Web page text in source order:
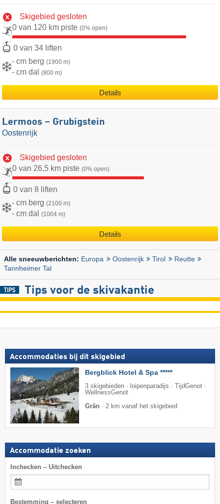
Skigebied gesloten
0 van 120 km piste (0% open)
0 van 34 liften
- cm berg (1900 m)
- cm dal (800 m)
Details
Lermoos – Grubigstein
Oostenrijk
Skigebied gesloten
0 van 26,5 km piste (0% open)
0 van 8 liften
- cm berg (2100 m)
- cm dal (1004 m)
Details
Alle sneeuwberichten: Europa Oostenrijk Tirol
Reutte
Tannheimer Tal
Tips voor de skivakantie
Accommodaties bij dit skigebied
Bergblick Hotel & Spa *****
3 skigebieden · loipenparadijs · TijdGenot ·
WellnessGenot
Grän · 2 km vanaf het skigebied
Accommodatie zoeken
Inchecken – Uitchecken
Bestemming – selecteren